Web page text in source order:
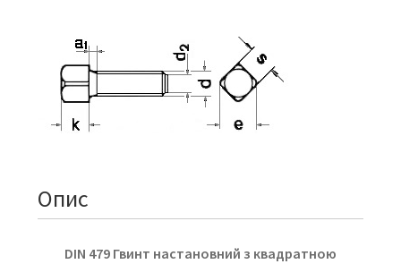
Опис
DIN 479 Гвинт настановний з квадратною